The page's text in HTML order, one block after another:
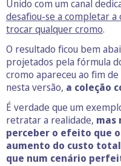
Unido com um canal
desafiou-se a completar
trocar qualquer cromo.
O resultado ficou bem
projetados pela fórmula
cromo apareceu ao fim
nesta versão, a coleção
É verdade que um
retratar a realidade, mas
perceber o efeito que
aumento do custo
que num cenário